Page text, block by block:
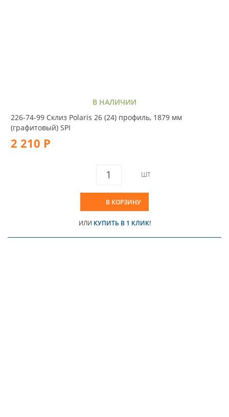
В НАЛИЧИИ
226-74-99 Склиз Polaris 26 (24) профиль, 1879 мм
(графитовый) SPI
2 210 Р
ШТ
В КОРЗИНУ
ИЛИ КУПИТЬ В 1 КЛИК!